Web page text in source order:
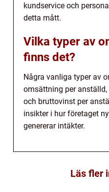
kundservice och
detta mått.
Vilka typer av
finns det?
Några vanliga typer av
omsättning per
och bruttovinst per
insikter i hur företaget
genererar intäkter.
Läs fler